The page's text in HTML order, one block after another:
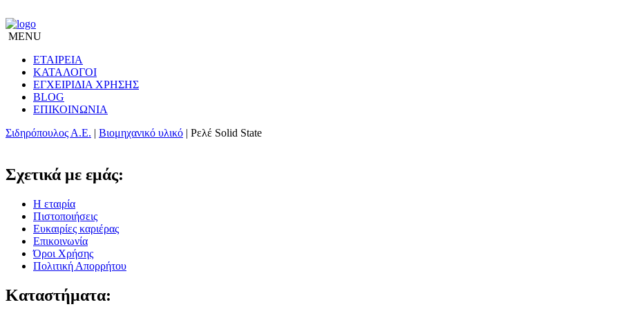
MENU
ΕΤΑΙΡΕΙΑ
ΚΑΤΑΛΟΓΟΙ
ΕΓΧΕΙΡΙΔΙΑ ΧΡΗΣΗΣ
BLOG
ΕΠΙΚΟΙΝΩΝΙΑ
Σιδηρόπουλος Α.Ε. | Βιομηχανικό υλικό | Ρελέ Solid State
Σχετικά με εμάς:
Η εταιρία
Πιστοποιήσεις
Ευκαιρίες καριέρας
Επικοινωνία
Όροι Χρήσης
Πολιτική Απορρήτου
Καταστήματα: